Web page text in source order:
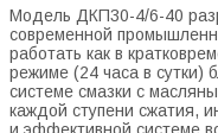
Модель ДКП30-4/6-40
современной
работать как в
режиме (24 часа в сутки)
системе смазки с
каждой ступени сжатия,
и эффективной системе